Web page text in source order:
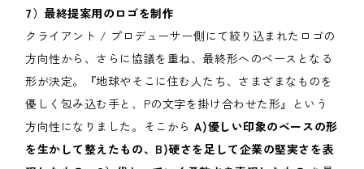
7）最終提案用のロゴを制作
クライアント / プロデューサー側にて絞り込まれたロゴの
方向性から、さらに協議を重ね、最終形へのベースとなる
形が決定。『地球やそこに住む人たち、さまざまなものを
優しく包み込む手と、Pの文字を掛け合わせた形』という
方向性になりました。そこから A)優しい印象のベースの形
を生かして整えたもの、B)硬さを足して企業の堅実さを表